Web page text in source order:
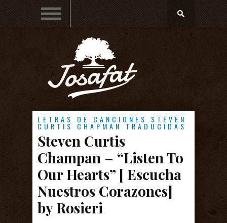
LETRAS DE CANCIONES STEVEN
CURTIS CHAPMAN TRADUCIDAS
Steven Curtis
Champan – “Listen To
Our Hearts” [ Escucha
Nuestros Corazones]
by Rosieri